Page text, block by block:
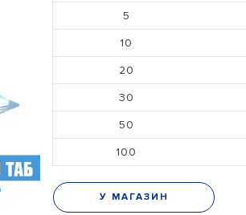
5
10
20
30
50
100
У МАГАЗИН